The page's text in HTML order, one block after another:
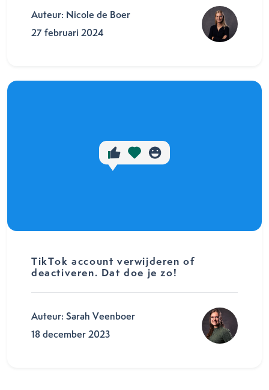
Auteur: Nicole de Boer
27 februari 2024
TikTok account verwijderen of
deactiveren. Dat doe je zo!
Auteur: Sarah Veenboer
18 december 2023